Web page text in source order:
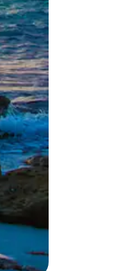
できます。